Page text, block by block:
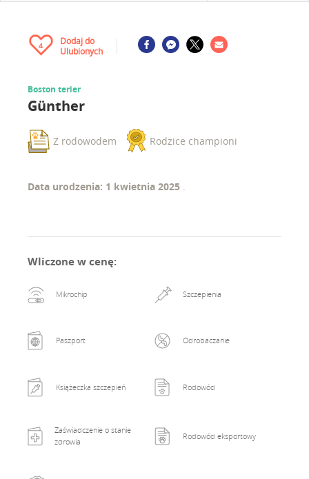
4
Dodaj do
Ulubionych
Boston terier
Günther
Z rodowodem Rodzice championi
Data urodzenia: 1 kwietnia 2025 .
Wliczone w cenę:
Mikrochip Szczepienia
Paszport Odrobaczanie
Książeczka szczepień Rodowód
Zaświadczenie o stanie
zdrowia
Rodowód eksportowy